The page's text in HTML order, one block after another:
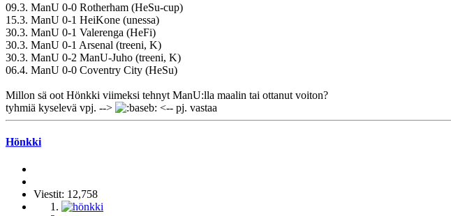
09.3. ManU 0-0 Rotherham (HeSu-cup)
15.3. ManU 0-1 HeiKone (unessa)
30.3. ManU 0-1 Valerenga (HeFi)
30.3. ManU 0-1 Arsenal (treeni, K)
30.3. ManU 0-2 ManU-Juho (treeni, K)
06.4. ManU 0-0 Coventry City (HeSu)
Millon sä oot Hönkki viimeksi tehnyt ManU:lla maalin tai ottanut voiton?
tyhmiä kyselevä vpj. -->
<-- pj. vastaa
Hönkki
Viestit: 12,758